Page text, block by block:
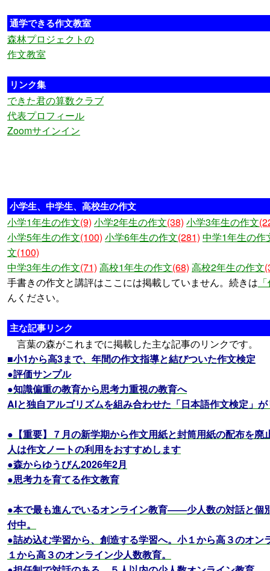
通学できる作文教室
森林プロジェクトの
作文教室
リンク集
できた君の算数クラブ
代表プロフィール
Zoomサインイン
小学生、中学生、高校生の作文
小学1年生の作文(9) 小学2年生の作文(38) 小学3年生の作文
小学5年生の作文(100) 小学6年生の作文(281) 中学1年生の作
文(100)
中学3年生の作文(71) 高校1年生の作文(68) 高校2年生の作文
手書きの作文と講評はここには掲載していません。続きは
んください。
主な記事リンク
言葉の森がこれまでに掲載した主な記事のリンクです。
■小1から高3まで、年間の作文指導と結びついた作文検定
●評価サンプル
●知識偏重の教育から思考力重視の教育へ
AIと独自アルゴリズムを組み合わせた「日本語作文検定」
●【重要】７月の新学期から作文用紙と封筒用紙の配布を
人は作文ノートの利用をおすすめします
●森からゆうびん2026年2月
●思考力を育てる作文教育
●本で最も進んでいるオンライン教育――少人数の対話と個
付中。
●詰め込む学習から、創造する学習へ。小１から高３のオン
１から高３のオンライン少人数教育。